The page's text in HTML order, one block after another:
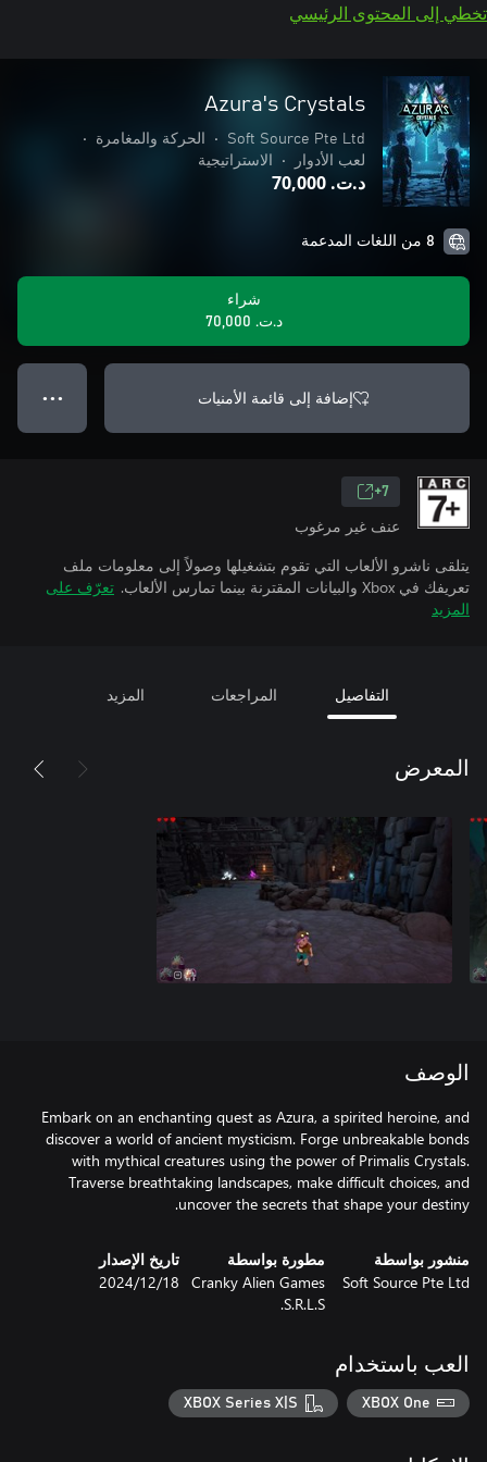
تخطي إلى المحتوى الرئيسي
Azura's Crystals
Soft Source Pte Ltd
• الحركة والمغامرة
•
لعب الأدوار
• الاستراتيجية
د.ت.‏ 70,000
8 من اللغات المدعمة
شراء
د.ت.‏ 70,000
إضافة إلى قائمة الأمنيات ● ● ●
7+
عنف غير مرغوب
يتلقى ناشرو الألعاب التي تقوم بتشغيلها وصولاً إلى معلومات ملف
تعريفك في Xbox والبيانات المقترنة بينما تمارس الألعاب.
تعرّف على
المزيد
التفاصيل المراجعات المزيد
المعرض
الوصف
Embark on an enchanting quest as Azura, a spirited heroine, and
discover a world of ancient mysticism. Forge unbreakable bonds
with mythical creatures using the power of Primalis Crystals.
Traverse breathtaking landscapes, make difficult choices, and
uncover the secrets that shape your destiny.
منشور بواسطة
Soft Source Pte Ltd
مطورة بواسطة
Cranky Alien Games
S.R.L.S.
تاريخ الإصدار
18‏/12‏/2024
العب باستخدام
XBOX One
XBOX Series X|S